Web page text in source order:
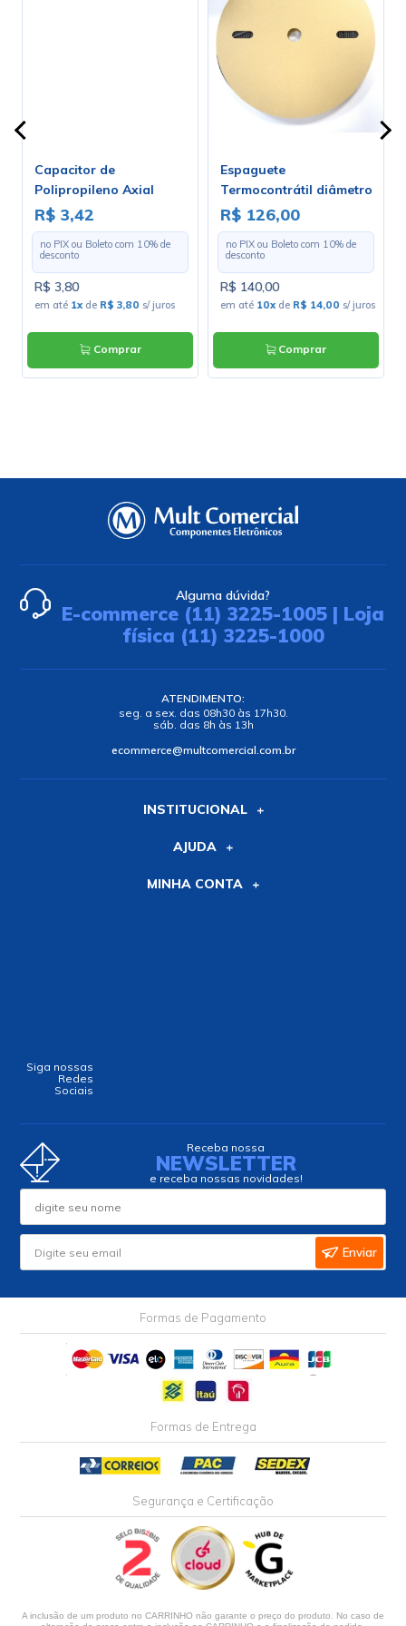
Capacitor de
Polipropileno Axial
22KPF/630V - Série
B32232 - EPCOS
R$ 3,42
no PIX ou Boleto com 10% de
desconto
R$ 3,80
em até 1xde R$ 3,80 s/ juros
Comprar
Espaguete
Termocontrátil diâmetro
de 3.2mm - Rolo Com 100
Metros
R$ 126,00
no PIX ou Boleto com 10% de
desconto
R$ 140,00
em até 10xde R$ 14,00 s/ juros
Comprar
Alguma dúvida?
E-commerce (11) 3225-1005 | Loja
física (11) 3225-1000
ATENDIMENTO:
seg. a sex. das 08h30 às 17h30.
sáb. das 8h às 13h
ecommerce@multcomercial.com.br
INSTITUCIONAL
AJUDA
MINHA CONTA
Siga nossas
Redes
Sociais
Receba nossa
NEWSLETTER
e receba nossas novidades!
Enviar
Formas de Pagamento
Formas de Entrega
Segurança e Certificação
A inclusão de um produto no CARRINHO não garante o preço do produto. No caso de